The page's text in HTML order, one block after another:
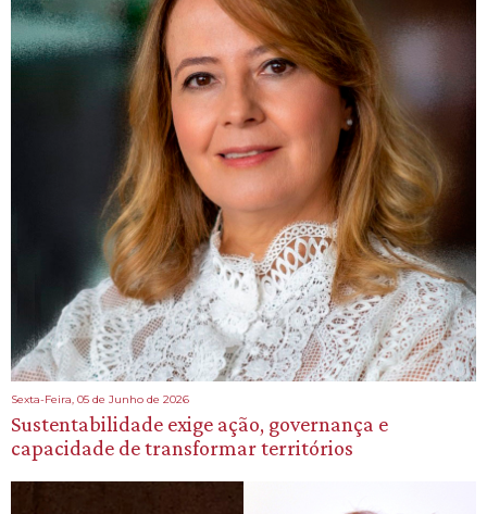
Sexta-Feira, 05 de Junho de 2026
Sustentabilidade exige ação, governança e
capacidade de transformar territórios